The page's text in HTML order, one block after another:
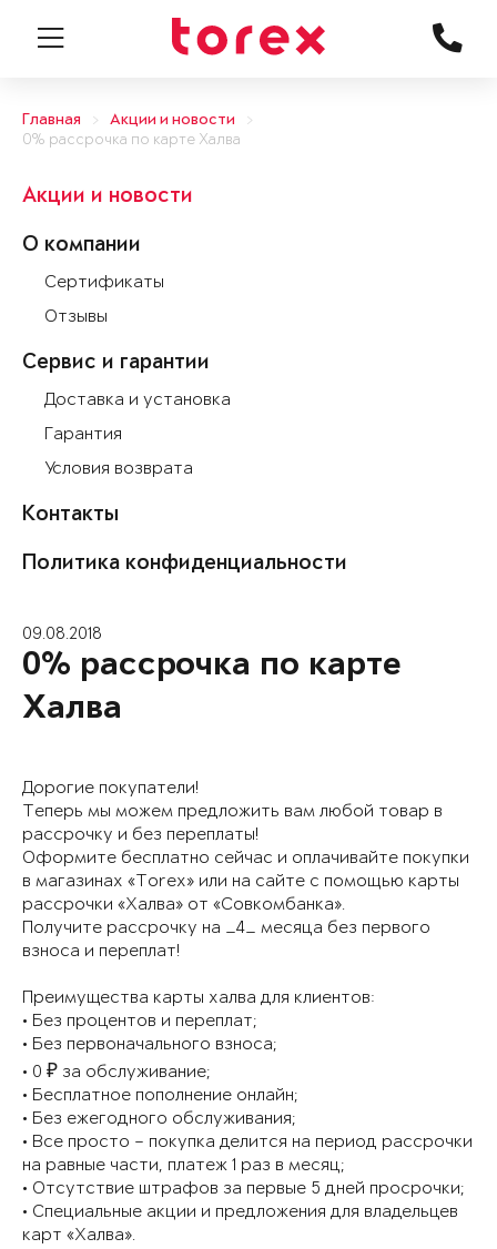
Главная
Акции и новости
0% рассрочка по карте Халва
Акции и новости
О компании
Сертификаты
Отзывы
Сервис и гарантии
Доставка и установка
Гарантия
Условия возврата
Контакты
Политика конфиденциальности
09.08.2018
0% рассрочка по карте
Халва
Дорогие покупатели!
Теперь мы можем предложить вам любой товар в
рассрочку и без переплаты!
Оформите бесплатно сейчас и оплачивайте покупки
в магазинах «Torex» или на сайте с помощью карты
рассрочки «Халва» от «Совкомбанка».
Получите рассрочку на _4_ месяца без первого
взноса и переплат!
Преимущества карты халва для клиентов:
• Без процентов и переплат;
• Без первоначального взноса;
• 0 ₽ за обслуживание;
• Бесплатное пополнение онлайн;
• Без ежегодного обслуживания;
• Все просто – покупка делится на период рассрочки
на равные части, платеж 1 раз в месяц;
• Отсутствие штрафов за первые 5 дней просрочки;
• Специальные акции и предложения для владельцев
карт «Халва».